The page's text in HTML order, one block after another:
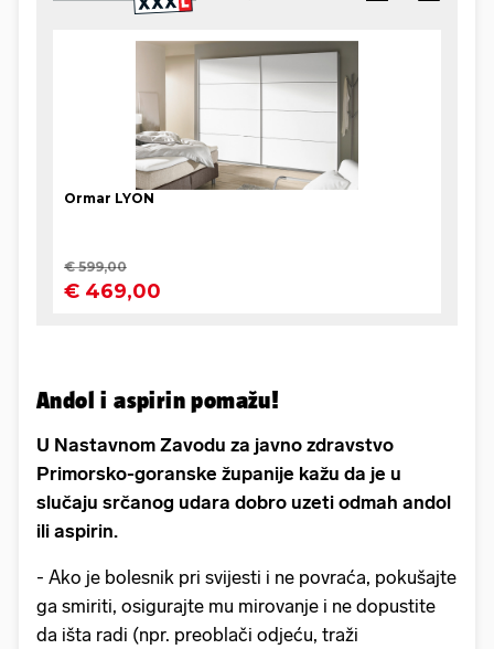
Andol i aspirin pomažu!
U Nastavnom Zavodu za javno zdravstvo
Primorsko-goranske županije kažu da je u
slučaju srčanog udara dobro uzeti odmah andol
ili aspirin.
- Ako je bolesnik pri svijesti i ne povraća, pokušajte
ga smiriti, osigurajte mu mirovanje i ne dopustite
da išta radi (npr. preoblači odjeću, traži